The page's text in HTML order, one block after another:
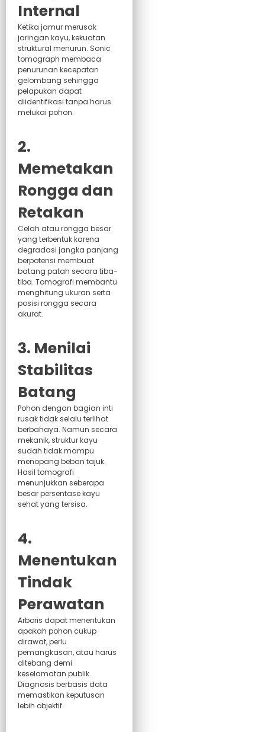
Internal
Ketika jamur merusak
jaringan kayu, kekuatan
struktural menurun. Sonic
tomograph membaca
penurunan kecepatan
gelombang sehingga
pelapukan dapat
diidentifikasi tanpa harus
melukai pohon.
2.
Memetakan
Rongga dan
Retakan
Celah atau rongga besar
yang terbentuk karena
degradasi jangka panjang
berpotensi membuat
batang patah secara tiba-
tiba. Tomografi membantu
menghitung ukuran serta
posisi rongga secara
akurat.
3. Menilai
Stabilitas
Batang
Pohon dengan bagian inti
rusak tidak selalu terlihat
berbahaya. Namun secara
mekanik, struktur kayu
sudah tidak mampu
menopang beban tajuk.
Hasil tomografi
menunjukkan seberapa
besar persentase kayu
sehat yang tersisa.
4.
Menentukan
Tindak
Perawatan
Arboris dapat menentukan
apakah pohon cukup
dirawat, perlu
pemangkasan, atau harus
ditebang demi
keselamatan publik.
Diagnosis berbasis data
memastikan keputusan
lebih objektif.